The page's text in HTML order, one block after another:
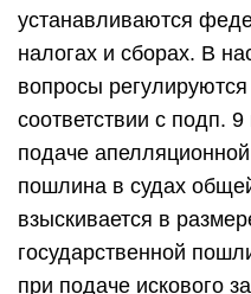
устанавливаются
налогах и сборах. В
вопросы
соответствии с подп.
подаче
пошлина в судах
взыскивается в
государственной
при подаче искового